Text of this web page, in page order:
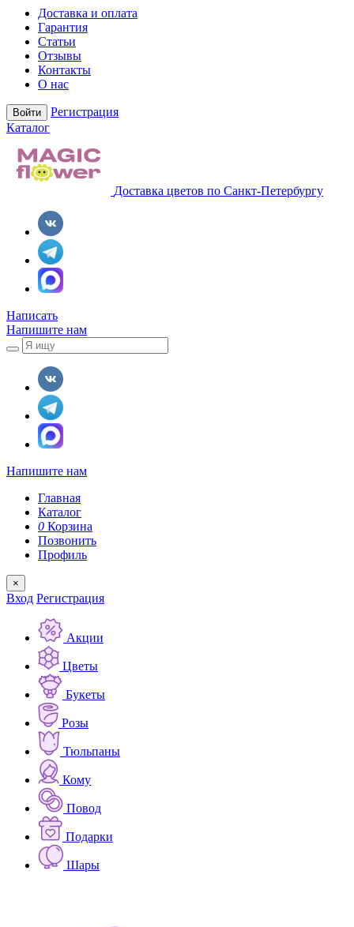
Доставка и оплата
Гарантия
Статьи
Отзывы
Контакты
О нас
Войти
Регистрация
Каталог
Доставка цветов по Санкт-Петербургу
Написать
Напишите нам
Напишите нам
Главная
Каталог
0 Корзина
Позвонить
Профиль
×
Вход Регистрация
Акции
Цветы
Букеты
Розы
Тюльпаны
Кому
Повод
Подарки
Шары